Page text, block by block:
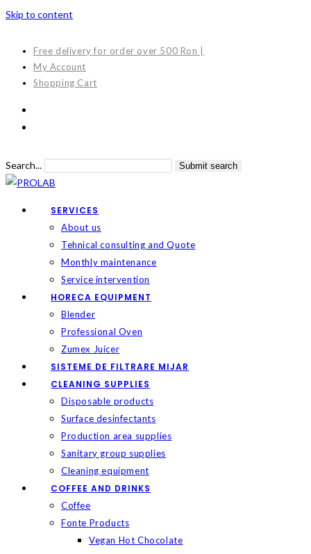
Skip to content
Free delivery for order over 500 Ron |
My Account
Shopping Cart
Search... Submit search
SERVICES
About us
Tehnical consulting and Quote
Monthly maintenance
Service intervention
HORECA EQUIPMENT
Blender
Professional Oven
Zumex Juicer
SISTEME DE FILTRARE MIJAR
CLEANING SUPPLIES
Disposable products
Surface desinfectants
Production area supplies
Sanitary group supplies
Cleaning equipment
COFFEE AND DRINKS
Coffee
Fonte Products
Vegan Hot Chocolate